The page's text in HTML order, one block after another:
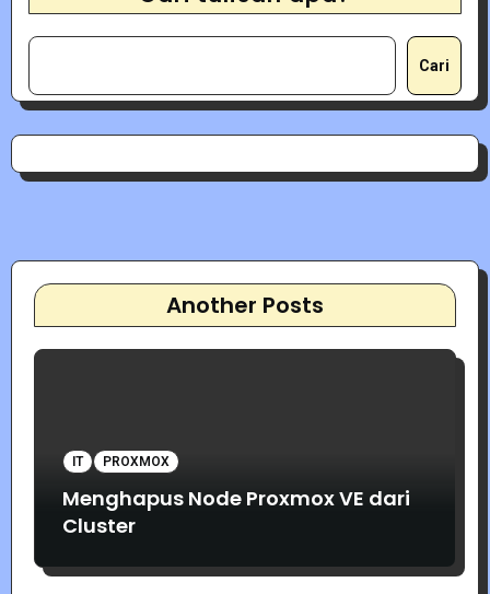
Cari
Another Posts
IT PROXMOX
Menghapus Node Proxmox VE dari
Cluster